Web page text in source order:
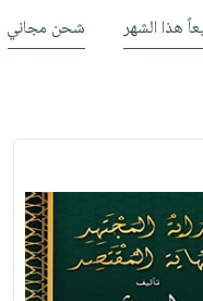
هذا الشهر شحن مجاني